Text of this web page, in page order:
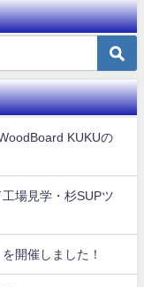
KUKUの
場見学・杉SUPツ
開催しました！